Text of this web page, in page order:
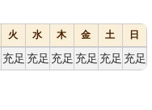
火 水 木 金 土
日
充足 充足 充足 充足 充足 充足